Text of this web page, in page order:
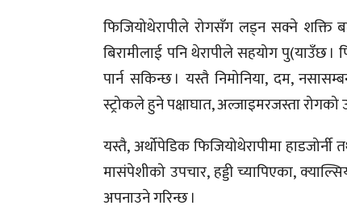
फिजियोथेरापीले रोगसँग लड्न सक्ने शक्ति
बिरामीलाई पनि थेरापीले सहयोग पु(याउँछ
पार्न सकिन्छ । यस्तै निमोनिया, दम,
स्ट्रोकले हुने पक्षाघात, अल्जाइमरजस्ता रोगको
यस्तै, अर्थोपेडिक फिजियोथेरापीमा
मासंपेशीको उपचार, हड्डी च्यापिएका,
अपनाउने गरिन्छ ।